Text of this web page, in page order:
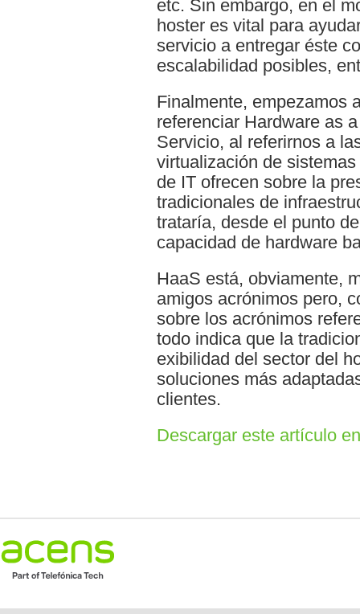
etc. Sin embargo, en el
hoster es vital para
servicio a entregar éste
escalabilidad posibles,
Finalmente, empezamos
referenciar Hardware as
Servicio, al referirnos a
virtualización de
de IT ofrecen sobre la
tradicionales de
trataría, desde el punto
capacidad de hardware
HaaS está, obviamente,
amigos acrónimos pero,
sobre los acrónimos
todo indica que la
exibilidad del sector del
soluciones más
clientes.
Descargar este artículo